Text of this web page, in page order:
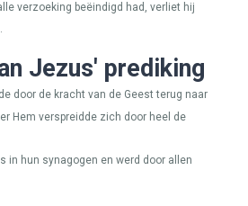
verzoeking beëindigd had, verliet hij
Jezus' prediking
door de kracht van de Geest terug naar
Hem verspreidde zich door heel de
in hun synagogen en werd door allen